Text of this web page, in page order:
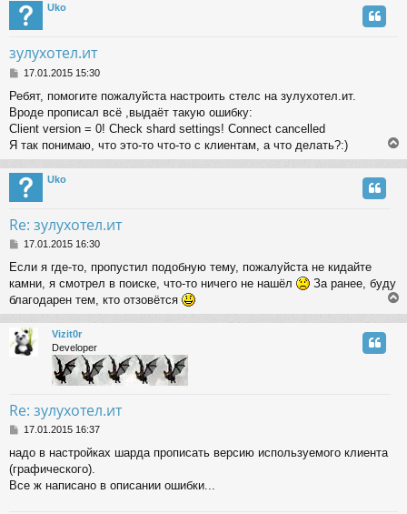
Uko
зулухотел.ит
P
s
t
17.01.2015 15:30
Ребят, помогите пожалуйста настроить стелс на зулухотел.ит.
Вроде прописал всё ,выдаёт такую ошибку:
Client version = 0! Check shard settings! Connect cancelled
Я так понимаю, что это-то что-то с клиентам, а что делать?:)
o
p
Uko
Re: зулухотел.ит
P
s
t
17.01.2015 16:30
Если я где-то, пропустил подобную тему, пожалуйста не кидайте
камни, я смотрел в поиске, что-то ничего не нашёл
За ранее, буду
благодарен тем, кто отзовётся
o
p
Vizit0r
Developer
Re: зулухотел.ит
P
s
t
17.01.2015 16:37
надо в настройках шарда прописать версию используемого клиента
(графического).
Все ж написано в описании ошибки...